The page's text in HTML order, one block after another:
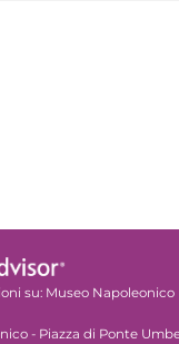
su: Museo Napoleonico
- Piazza di Ponte